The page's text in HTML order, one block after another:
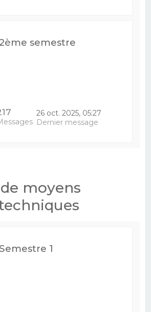
2ème semestre
26 oct. 2025, 05:27
Dernier message
moyens
Semestre 1